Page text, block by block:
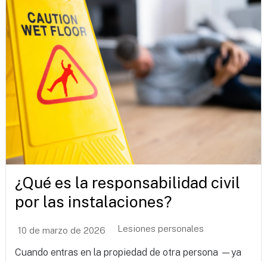
¿Qué es la responsabilidad civil
por las instalaciones?
10 de marzo de 2026 Lesiones personales
Cuando entras en la propiedad de otra persona —ya